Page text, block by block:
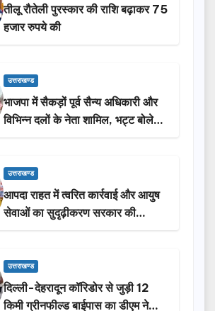
तीलू रौतेली पुरस्कार की राशि बढ़ाकर 75
हजार रुपये की
उत्तराखण्ड
भाजपा में सैकड़ों पूर्व सैन्य अधिकारी और
विभिन्न दलों के नेता शामिल, भट्ट बोले-
2027 में जीत की हैट्रिक लगाएगी पार्टी
उत्तराखण्ड
आपदा राहत में त्वरित कार्रवाई और आयुष
सेवाओं का सुदृढ़ीकरण सरकार की
प्राथमिकता: मदन कौशिक
उत्तराखण्ड
दिल्ली-देहरादून कॉरिडोर से जुड़ी 12
किमी ग्रीनफील्ड बाईपास का डीएम ने